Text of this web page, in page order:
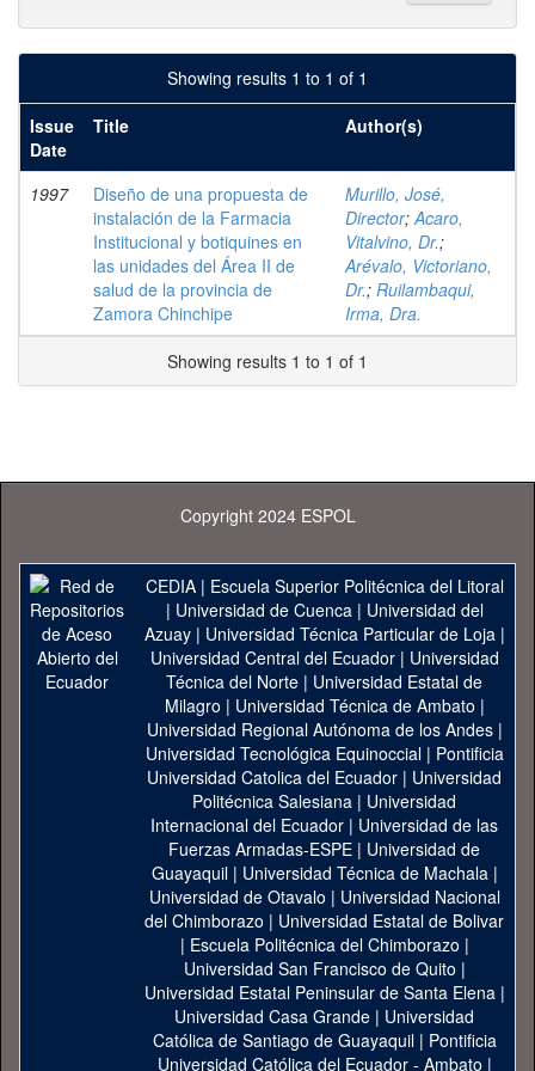
Showing results 1 to 1 of 1
Issue
Date
Title Author(s)
1997
Diseño de una propuesta de
instalación de la Farmacia
Institucional y botiquines en
las unidades del Área II de
salud de la provincia de
Zamora Chinchipe
Murillo, José,
Director;Acaro,
Vitalvino, Dr.;
Arévalo, Victoriano,
Dr.; Ruilambaqui,
Irma, Dra.
Showing results 1 to 1 of 1
Copyright 2024 ESPOL
CEDIA| Escuela Superior Politécnica del Litoral
| Universidad de Cuenca| Universidad del
Azuay| Universidad Técnica Particular de Loja|
Universidad Central del Ecuador| Universidad
Técnica del Norte | Universidad Estatal de
Milagro | Universidad Técnica de Ambato |
Universidad Regional Autónoma de los Andes|
Universidad Tecnológica Equinoccial| Pontificia
Universidad Catolica del Ecuador | Universidad
Politécnica Salesiana | Universidad
Internacional del Ecuador | Universidad de las
Fuerzas Armadas-ESPE | Universidad de
Guayaquil| Universidad Técnica de Machala|
Universidad de Otavalo | Universidad Nacional
del Chimborazo | Universidad Estatal de Bolivar
| Escuela Politécnica del Chimborazo |
Universidad San Francisco de Quito |
Universidad Estatal Peninsular de Santa Elena|
Universidad Casa Grande | Universidad
Católica de Santiago de Guayaquil| Pontificia
Universidad Católica del Ecuador - Ambato |